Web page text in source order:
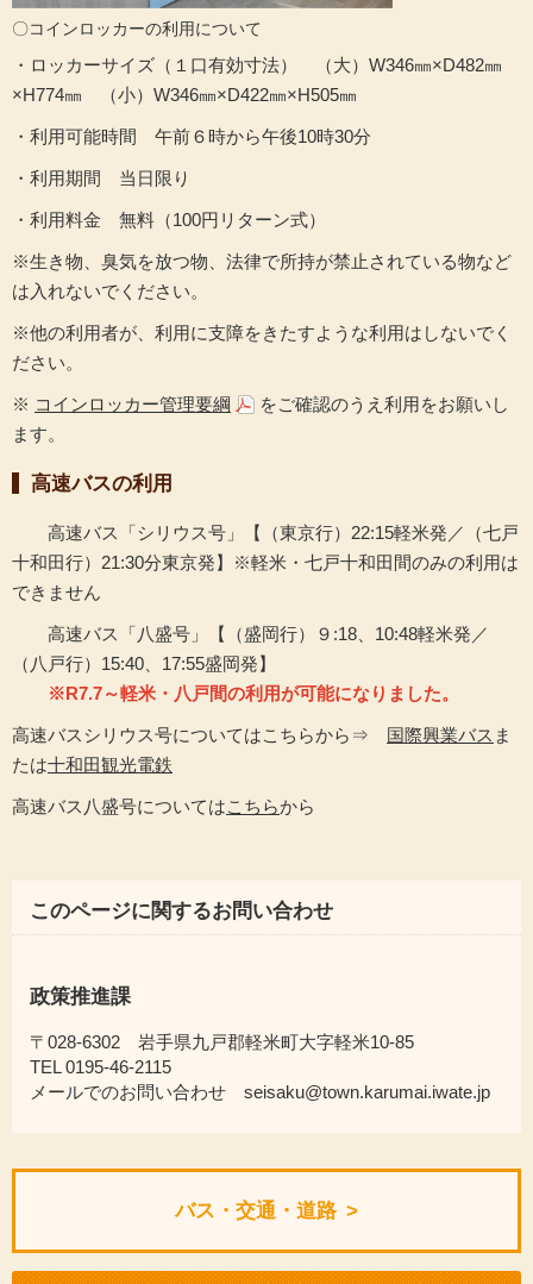
〇コインロッカーの利用について
・ロッカーサイズ（１口有効寸法） （大）W346㎜×D482㎜
×H774㎜ （小）W346㎜×D422㎜×H505㎜
・利用可能時間 午前６時から午後10時30分
・利用期間 当日限り
・利用料金 無料（100円リターン式）
※生き物、臭気を放つ物、法律で所持が禁止されている物など
は入れないでください。
※他の利用者が、利用に支障をきたすような利用はしないでく
ださい。
※ コインロッカー管理要綱
をご確認のうえ利用をお願いし
ます。
高速バスの利用
高速バス「シリウス号」【（東京行）22:15軽米発／（七戸
十和田行）21:30分東京発】※軽米・七戸十和田間のみの利用は
できません
高速バス「八盛号」【（盛岡行）９:18、10:48軽米発／
（八戸行）15:40、17:55盛岡発】
※R7.7～軽米・八戸間の利用が可能になりました。
高速バスシリウス号についてはこちらから⇒ 国際興業バス ま
たは十和田観光電鉄
高速バス八盛号についてはこちらから
このページに関するお問い合わせ
政策推進課
〒028-6302 岩手県九戸郡軽米町大字軽米10-85
TEL 0195-46-2115
メールでのお問い合わせ seisaku@town.karumai.iwate.jp
バス・交通・道路